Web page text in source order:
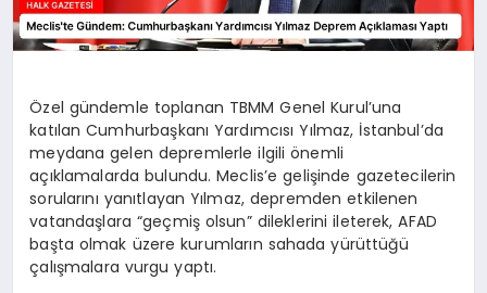
Özel gündemle toplanan TBMM Genel Kurul’una
katılan Cumhurbaşkanı Yardımcısı Yılmaz, İstanbul’da
meydana gelen depremlerle ilgili önemli
açıklamalarda bulundu. Meclis’e gelişinde gazetecilerin
sorularını yanıtlayan Yılmaz, depremden etkilenen
vatandaşlara “geçmiş olsun” dileklerini ileterek, AFAD
başta olmak üzere kurumların sahada yürüttüğü
çalışmalara vurgu yaptı.